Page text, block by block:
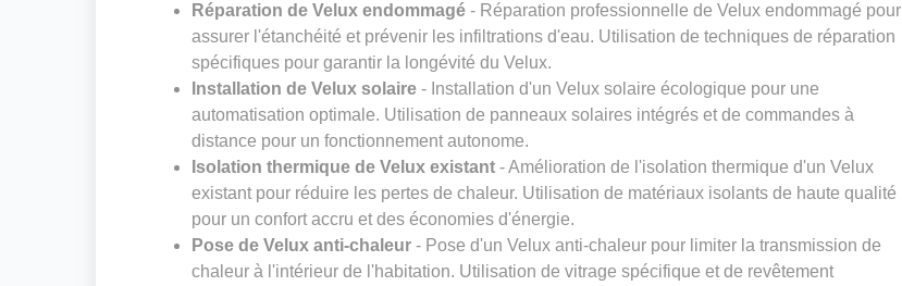
Réparation de Velux endommagé - Réparation professionnelle de Velux endommagé pour
assurer l'étanchéité et prévenir les infiltrations d'eau. Utilisation de techniques de réparation
spécifiques pour garantir la longévité du Velux.
Installation de Velux solaire - Installation d'un Velux solaire écologique pour une
automatisation optimale. Utilisation de panneaux solaires intégrés et de commandes à
distance pour un fonctionnement autonome.
Isolation thermique de Velux existant - Amélioration de l'isolation thermique d'un Velux
existant pour réduire les pertes de chaleur. Utilisation de matériaux isolants de haute qualité
pour un confort accru et des économies d'énergie.
Pose de Velux anti-chaleur - Pose d'un Velux anti-chaleur pour limiter la transmission de
chaleur à l'intérieur de l'habitation. Utilisation de vitrage spécifique et de revêtement